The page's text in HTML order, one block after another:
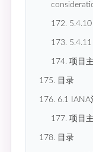
172. 5.4.10
173.
174. 项目
175. 目录
176. 6.1
177. 项目
178. 目录